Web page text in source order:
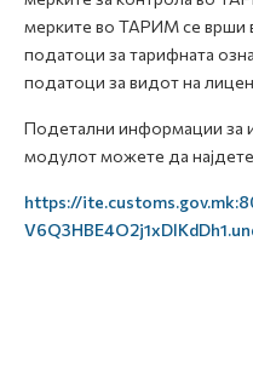
мерките во ТАРИМ се врши
податоци за тарифната
податоци за видот на
Подетални информации за
модулот можете да
https://